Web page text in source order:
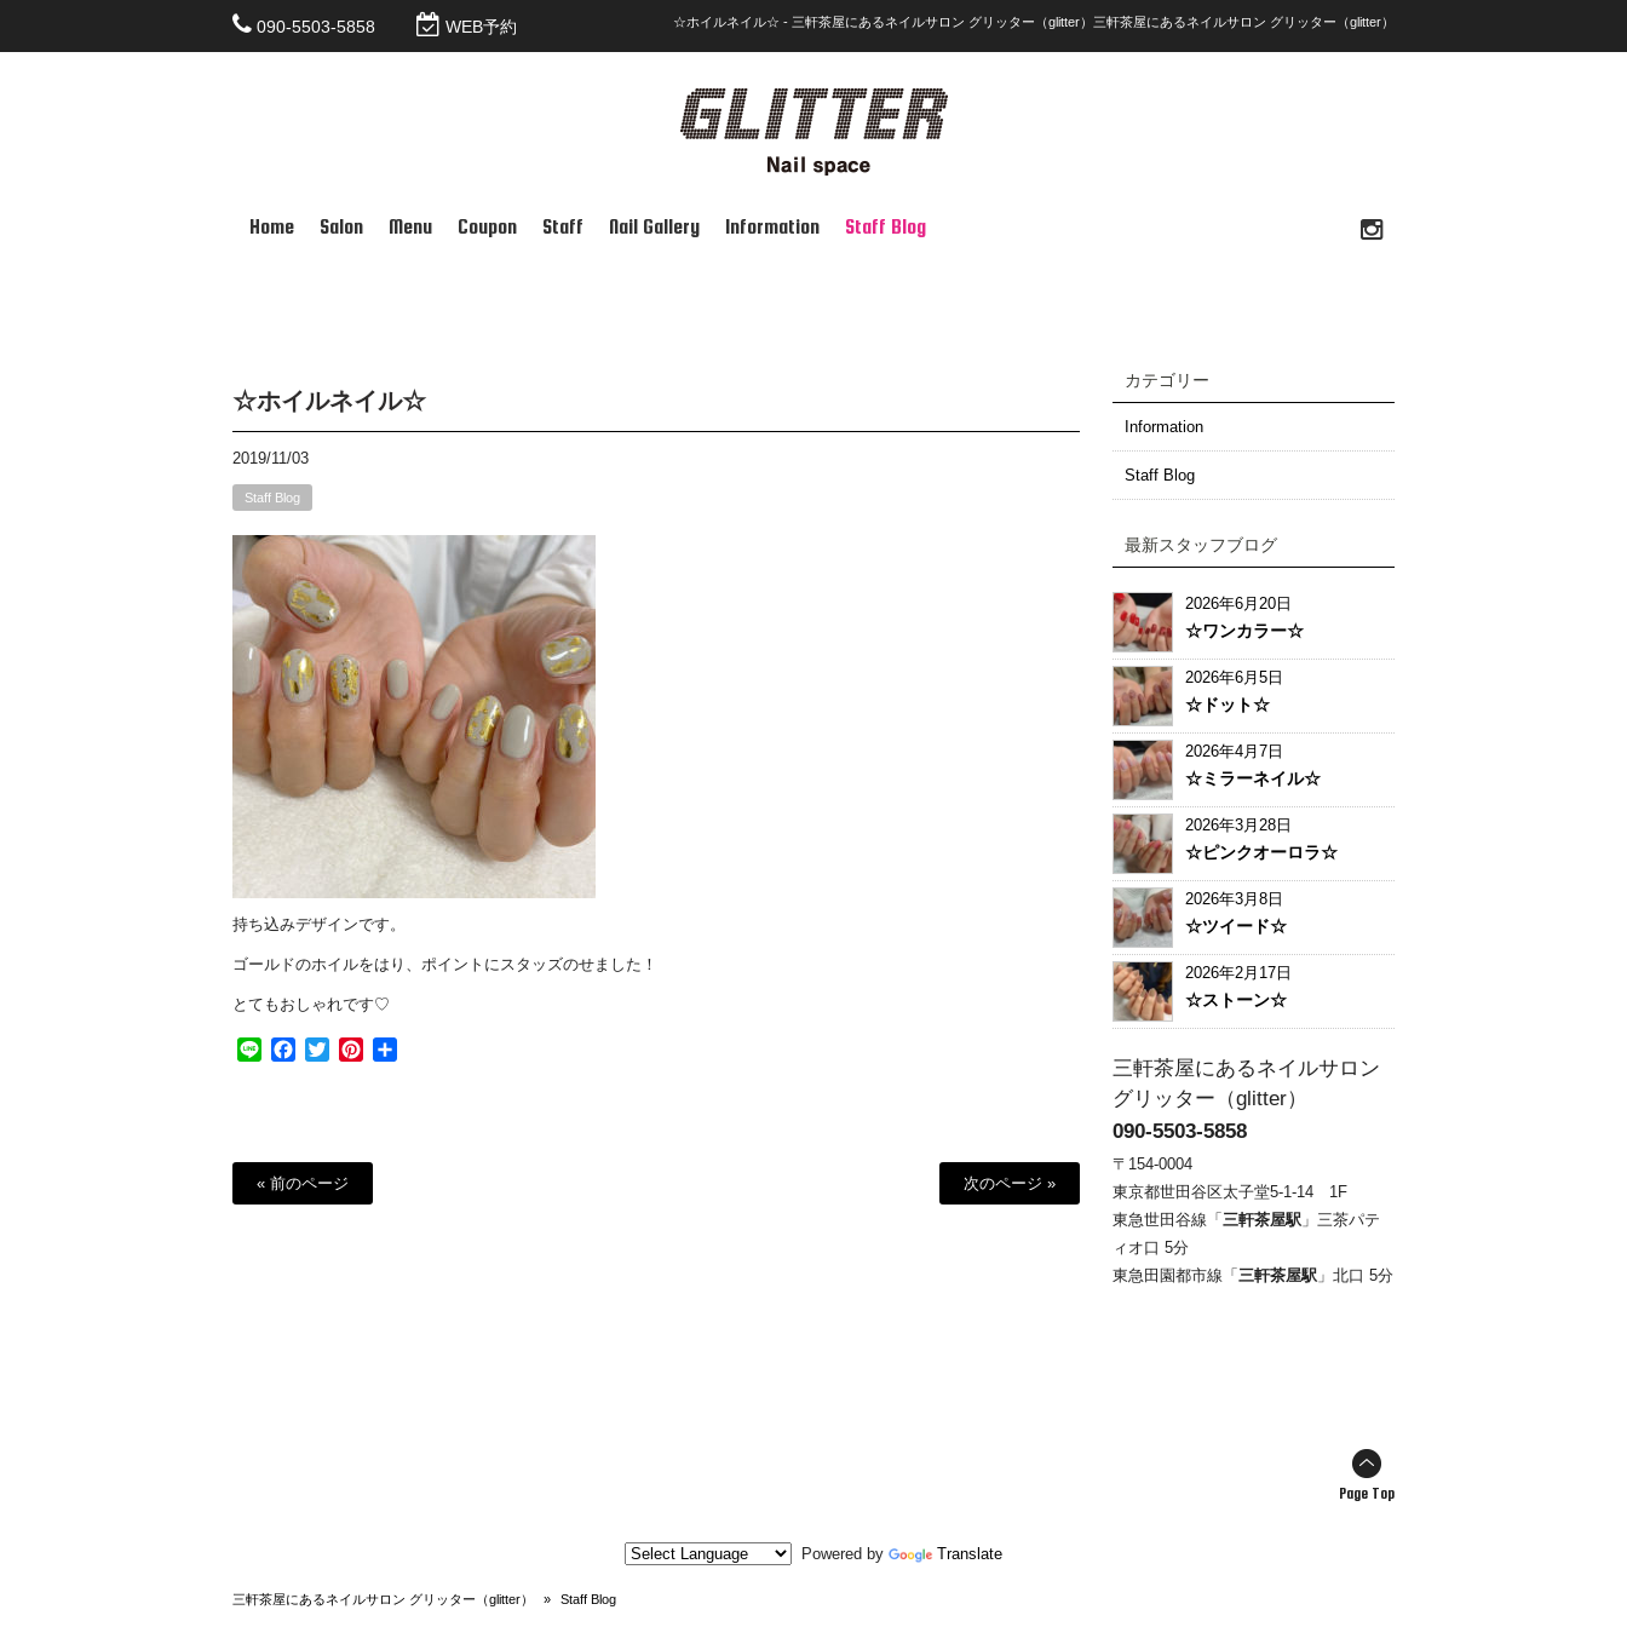
090-5503-5858 WEB予約 ☆ホイルネイル☆ - 三軒茶屋にあるネイルサロン グリッター（glitter）三軒茶屋にあるネイルサロン グリッター（glitter）
Home Salon Menu Coupon Staff Nail Gallery Information Staff Blog
☆ホイルネイル☆
2019/11/03
Staff Blog
持ち込みデザインです。
ゴールドのホイルをはり、ポイントにスタッズのせました！
とてもおしゃれです♡
Line Facebook
TwitterPinterest
« 前のページ 次のページ »
カテゴリー
Information
Staff Blog
最新スタッフブログ
2026年6月20日
☆ワンカラー☆
2026年6月5日
☆ドット☆
2026年4月7日
☆ミラーネイル☆
2026年3月28日
☆ピンクオーロラ☆
2026年3月8日
☆ツイード☆
2026年2月17日
☆ストーン☆
三軒茶屋にあるネイルサロン
グリッター（glitter）
090-5503-5858
〒154-0004
東京都世田谷区太子堂5-1-14 1F
東急世田谷線「 三軒茶屋駅 」三茶パテ
ィオ口 5分
東急田園都市線「 三軒茶屋駅 」北口 5分
Page Top
Powered by Translate
三軒茶屋にあるネイルサロン グリッター（glitter） » Staff Blog